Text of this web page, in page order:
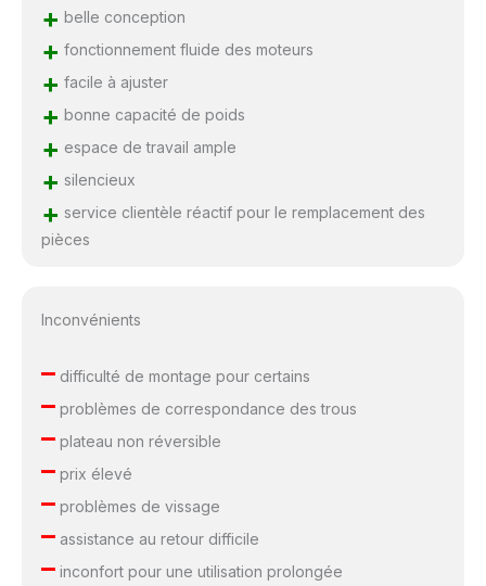
+ belle conception
+ fonctionnement fluide des moteurs
+ facile à ajuster
+ bonne capacité de poids
+ espace de travail ample
+ silencieux
+ service clientèle réactif pour le remplacement des
pièces
Inconvénients
–difficulté de montage pour certains
–problèmes de correspondance des trous
–plateau non réversible
–prix élevé
–problèmes de vissage
–assistance au retour difficile
–inconfort pour une utilisation prolongée